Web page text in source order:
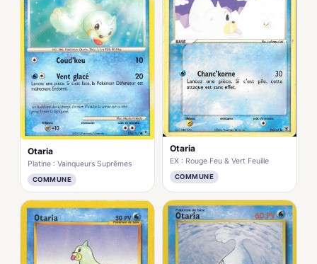
Otaria
Platine : Vainqueurs Suprêmes
COMMUNE
Otaria
EX : Rouge Feu & Vert Feuille
COMMUNE